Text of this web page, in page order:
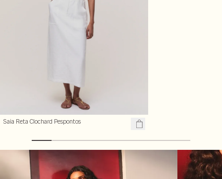
Saia Reta Clochard Pespontos